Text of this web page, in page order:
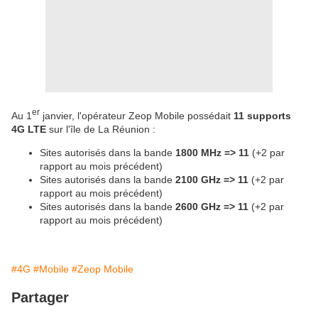
Au 1 er janvier, l'opérateur Zeop Mobile possédait 11 supports
4G LTE sur l'île de La Réunion :
Sites autorisés dans la bande 1800 MHz => 11 (+2 par
rapport au mois précédent)
Sites autorisés dans la bande 2100 GHz => 11 (+2 par
rapport au mois précédent)
Sites autorisés dans la bande 2600 GHz => 11 (+2 par
rapport au mois précédent)
#4G #Mobile #Zeop Mobile
Partager